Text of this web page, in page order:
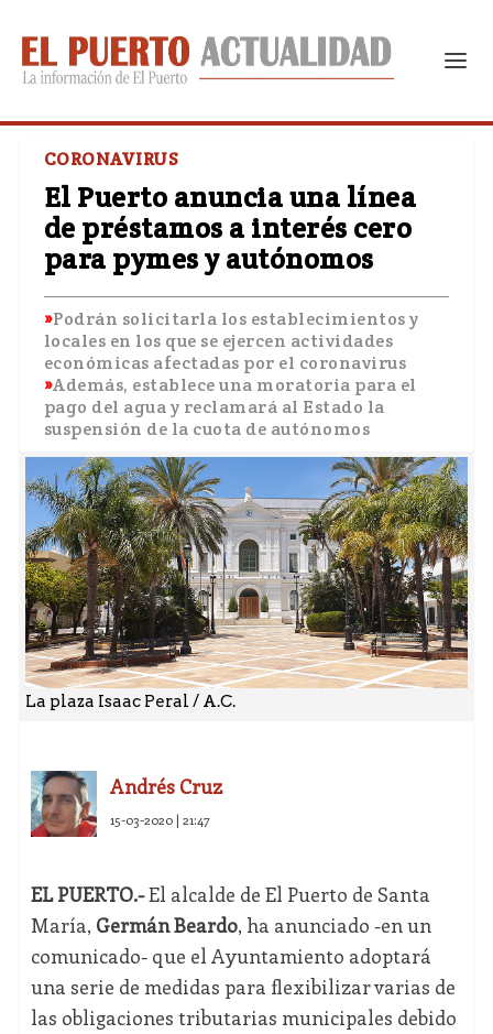
CORONAVIRUS
El Puerto anuncia una línea
de préstamos a interés cero
para pymes y autónomos
Podrán solicitarla los establecimientos y
locales en los que se ejercen actividades
económicas afectadas por el coronavirus
Además, establece una moratoria para el
pago del agua y reclamará al Estado la
suspensión de la cuota de autónomos
La plaza Isaac Peral / A.C.
Andrés Cruz
15-03-2020 | 21:47
EL PUERTO.-El alcalde de El Puerto de Santa
María, Germán Beardo, ha anunciado -en un
comunicado- que el Ayuntamiento adoptará
una serie de medidas para flexibilizar varias de
las obligaciones tributarias municipales debido